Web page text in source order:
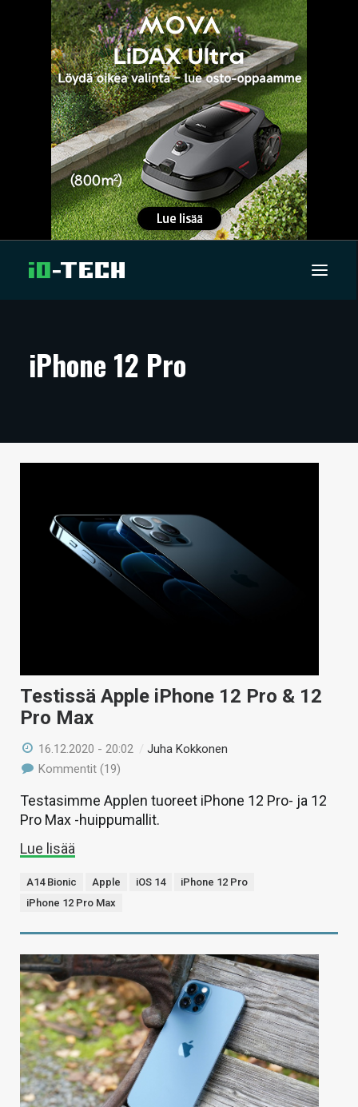
ARTIKKELIT
TECHBBS
HINTA.FI
iPhone 12 Pro
Testissä Apple iPhone 12 Pro & 12
Pro Max
16.12.2020 - 20:02 /Juha Kokkonen
Kommentit (19)
Testasimme Applen tuoreet iPhone 12 Pro- ja 12
Pro Max -huippumallit.
Lue lisää
A14 Bionic Apple iOS 14
iPhone 12 Pro
iPhone 12 Pro Max